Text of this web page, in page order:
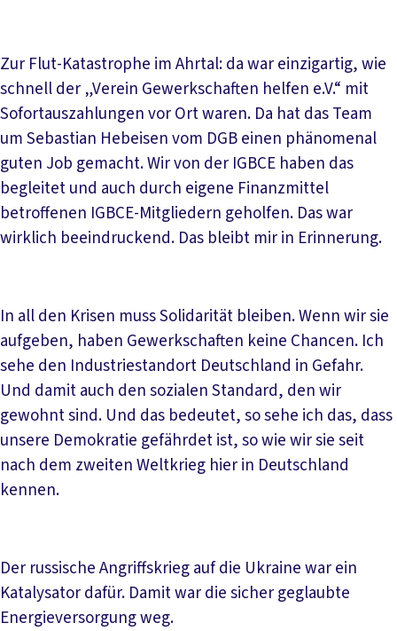
Zur Flut-Katastrophe im Ahrtal: da war einzigartig, wie
schnell der „Verein Gewerkschaften helfen e.V.“ mit
Sofortauszahlungen vor Ort waren. Da hat das Team
um Sebastian Hebeisen vom DGB einen phänomenal
guten Job gemacht. Wir von der IGBCE haben das
begleitet und auch durch eigene Finanzmittel
betroffenen IGBCE-Mitgliedern geholfen. Das war
wirklich beeindruckend. Das bleibt mir in Erinnerung.
In all den Krisen muss Solidarität bleiben. Wenn wir sie
aufgeben, haben Gewerkschaften keine Chancen. Ich
sehe den Industriestandort Deutschland in Gefahr.
Und damit auch den sozialen Standard, den wir
gewohnt sind. Und das bedeutet, so sehe ich das, dass
unsere Demokratie gefährdet ist, so wie wir sie seit
nach dem zweiten Weltkrieg hier in Deutschland
kennen.
Der russische Angriffskrieg auf die Ukraine war ein
Katalysator dafür. Damit war die sicher geglaubte
Energieversorgung weg.